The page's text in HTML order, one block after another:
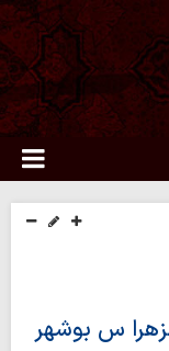
س بوشهر